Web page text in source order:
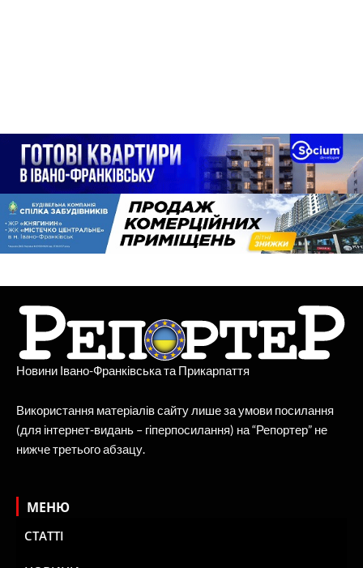
Новини Івано-Франківська та Прикарпаття
Використання матеріалів сайту лише за умови посилання
(для інтернет-видань – гіперпосилання) на “Репортер” не
нижче третього абзацу.
МЕНЮ
СТАТТІ